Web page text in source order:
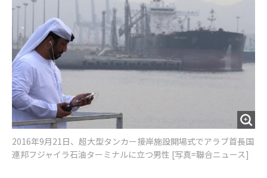
2016年9月21日、超大型タンカー接岸施設開場式でアラブ首長国
連邦フジャイラ石油ターミナルに立つ男性 [写真=聯合ニュース]